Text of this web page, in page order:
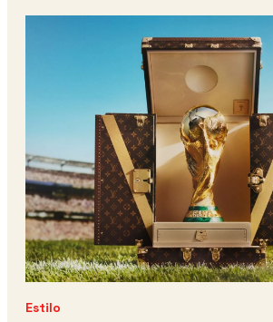
Estilo